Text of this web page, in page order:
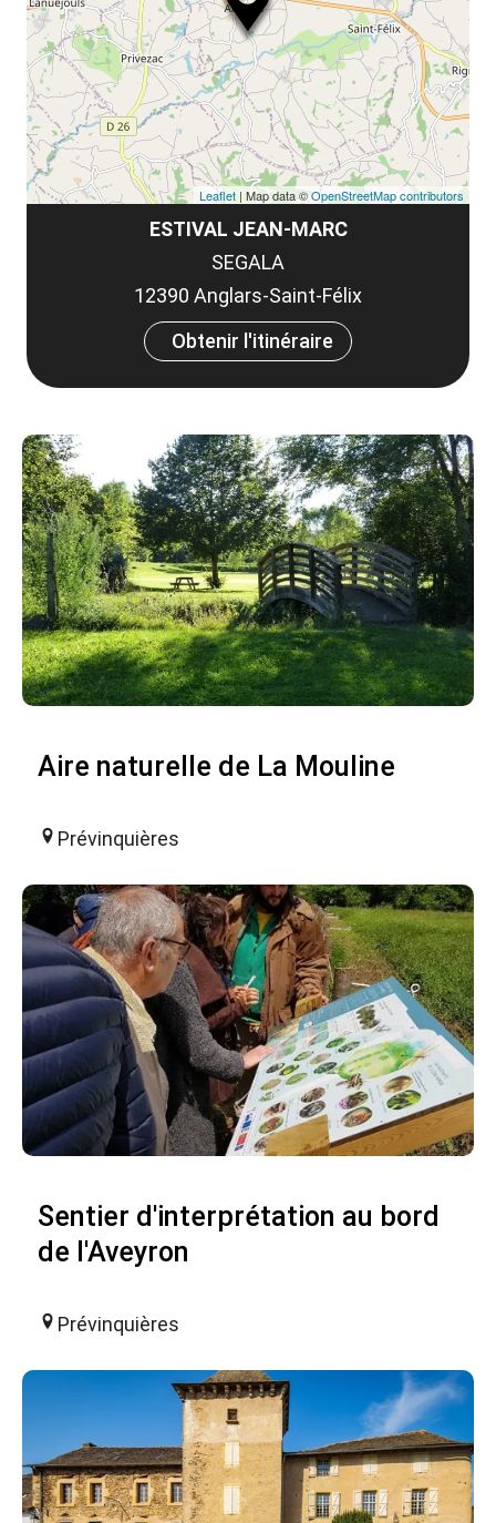
et
ESTIVAL JEAN-MARC
SEGALA
12390 Anglars-Saint-Félix
Obtenir l'itinéraire
Leaflet | Map data ©OpenStreetMap contributors
Aire naturelle de La Mouline
Prévinquières
Sentier d'interprétation au bord
de l'Aveyron
Prévinquières